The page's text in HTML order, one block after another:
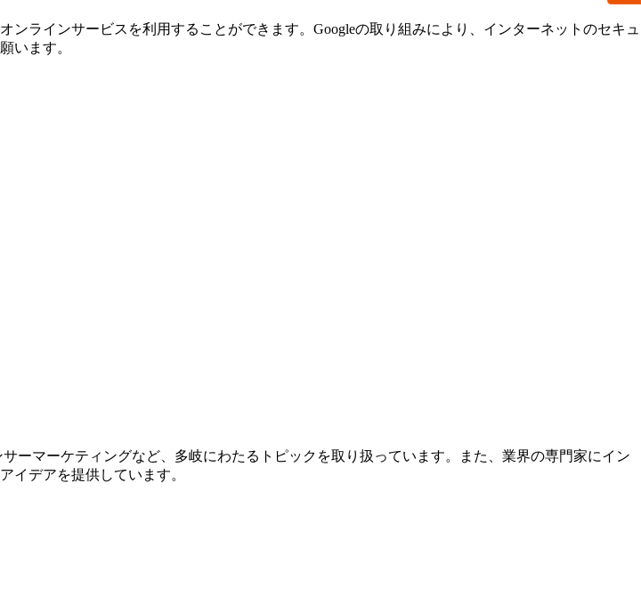
ラインサービスを利用することができます。Googleの取り組みにより、インターネットのセキュ
います。
ーマーケティングなど、多岐にわたるトピックを取り扱っています。また、業界の専門家にイン
イデアを提供しています。